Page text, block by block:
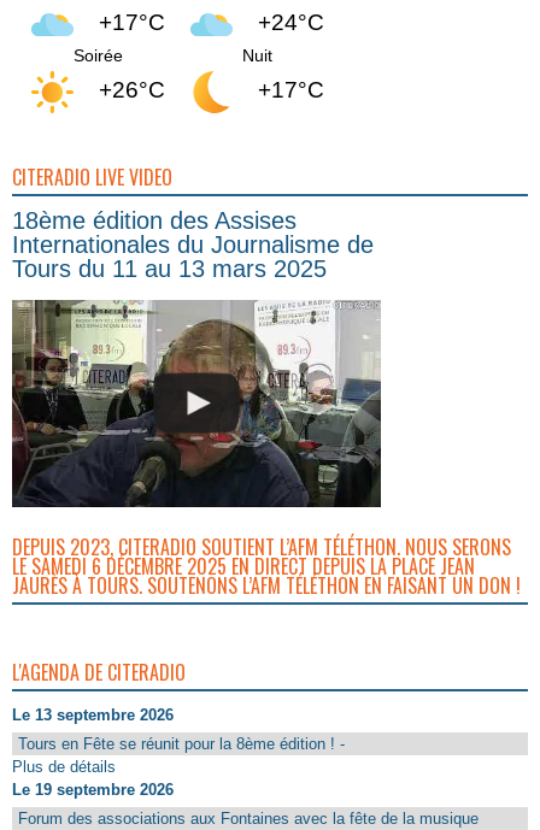
+17°C +24°C
Soirée
+26°C
Nuit
+17°C
CITERADIO LIVE VIDEO
18ème édition des Assises
Internationales du Journalisme de
Tours du 11 au 13 mars 2025
DEPUIS 2023, CITERADIO SOUTIENT L’AFM TÉLÉTHON. NOUS SERONS
LE SAMEDI 6 DÉCEMBRE 2025 EN DIRECT DEPUIS LA PLACE JEAN
JAURÈS À TOURS. SOUTENONS L’AFM TÉLÉTHON EN FAISANT UN DON !
L'AGENDA DE CITERADIO
Le 13 septembre 2026
Tours en Fête se réunit pour la 8ème édition ! -
Plus de détails
Le 19 septembre 2026
Forum des associations aux Fontaines avec la fête de la musique